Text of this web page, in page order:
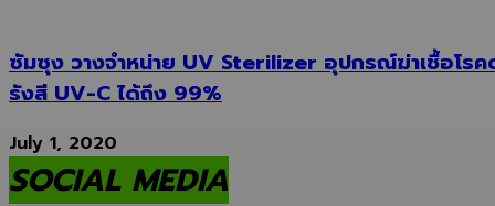
ซัมซุง วางจำหน่าย UV Sterilizer อุปกรณ์ฆ่าเชื้อโร
รังสี UV-C ได้ถึง 99%
July 1, 2020
SOCIAL MEDIA